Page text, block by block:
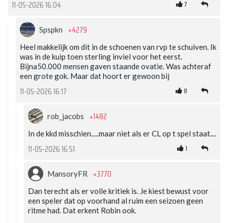
11-05-2026 16:04 7
Spspkn +4279
Heel makkelijk om dit in de schoenen van rvp te schuiven. Ik
was in de kuip toen sterling inviel voor het eerst.
Bijna50.000 mensen gaven staande ovatie. Was achteraf
een grote gok. Maar dat hoort er gewoon bij
11-05-2026 16:17 8
rob_jacobs +1482
In de kkd misschien.....maar niet als er CL op t spel staat....
11-05-2026 16:51 1
MansoryFR +3770
Dan terecht als er volle kritiek is. Je kiest bewust voor
een speler dat op voorhand al ruim een seizoen geen
ritme had. Dat erkent Robin ook.